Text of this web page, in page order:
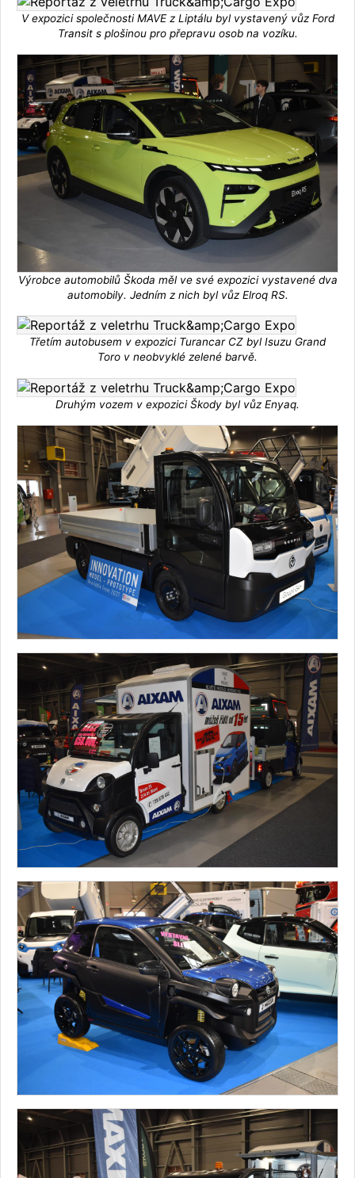
V expozici společnosti MAVE z Liptálu byl vystavený vůz Ford
Transit s plošinou pro přepravu osob na vozíku.
Výrobce automobilů Škoda měl ve své expozici vystavené dva
automobily. Jedním z nich byl vůz Elroq RS.
Třetím autobusem v expozici Turancar CZ byl Isuzu Grand
Toro v neobvyklé zelené barvě.
Druhým vozem v expozici Škody byl vůz Enyaq.